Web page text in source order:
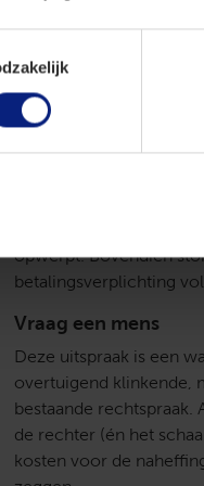
bespaard.
Zo formalistisch zit
De rechtbank maakt
dient ertoe dat duidelijk
voegde zelf een
met de registratie van
aanslag te vernietigen.
door begroeiing. De
opwerpt. Bovendien
betalingsverplichting
Vraag een mens
Deze uitspraak is een
overtuigend klinkende,
bestaande rechtspraak.
de rechter (én het
kosten voor de